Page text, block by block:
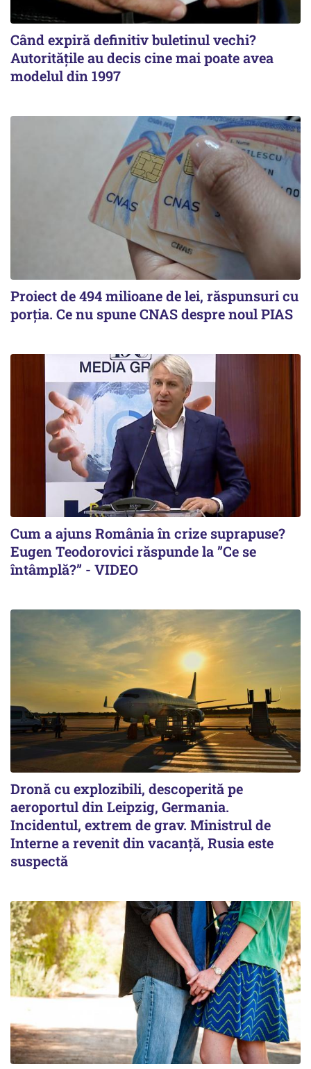
Când expiră definitiv buletinul vechi?
Autoritățile au decis cine mai poate avea
modelul din 1997
Proiect de 494 milioane de lei, răspunsuri cu
porția. Ce nu spune CNAS despre noul PIAS
Cum a ajuns România în crize suprapuse?
Eugen Teodorovici răspunde la ”Ce se
întâmplă?” - VIDEO
Dronă cu explozibili, descoperită pe
aeroportul din Leipzig, Germania.
Incidentul, extrem de grav. Ministrul de
Interne a revenit din vacanță, Rusia este
suspectă